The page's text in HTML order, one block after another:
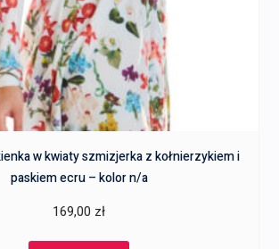
w kwiaty szmizjerka z kołnierzykiem i
paskiem ecru – kolor n/a
169,00 zł